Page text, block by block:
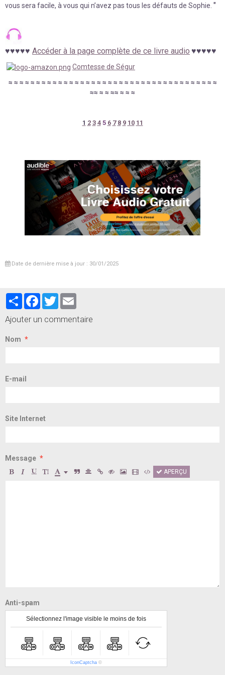
vous sera facile, à vous qui n’avez pas tous les défauts de Sophie. "
♥♥♥♥♥ Accéder à la page complète de ce livre audio ♥♥♥♥♥
Comtesse de Ségur
≈ ≈ ≈ ≈ ≈ ≈ ≈ ≈ ≈ ≈ ≈ ≈ ≈ ≈ ≈ ≈ ≈ ≈ ≈ ≈ ≈ ≈ ≈ ≈ ≈ ≈ ≈ ≈ ≈ ≈ ≈ ≈ ≈ ≈ ≈ ≈ ≈ ≈
≈≈ ≈ ≈ ≈≈ ≈ ≈ ≈
1 2 3 45 6 7 8 9 10 11
Date de dernière mise à jour : 30/01/2025
PartagerFacebook
Twitter
Ajouter un commentaire
Nom
E-mail
Site Internet
Message
APERÇU
Anti-spam
Sélectionnez l'image visible le moins de fois
IconCaptcha ©